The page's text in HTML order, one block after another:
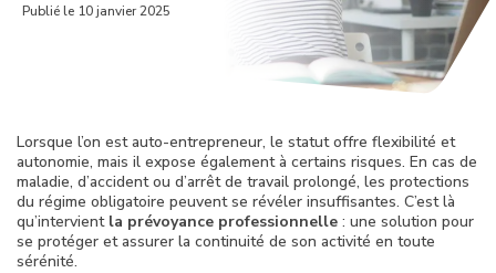
Publié le 10 janvier 2025
Lorsque l’on est auto-entrepreneur, le statut offre flexibilité et
autonomie, mais il expose également à certains risques. En cas de
maladie, d’accident ou d’arrêt de travail prolongé, les protections
du régime obligatoire peuvent se révéler insuffisantes. C’est là
qu’intervient la prévoyance professionnelle : une solution pour
se protéger et assurer la continuité de son activité en toute
sérénité.